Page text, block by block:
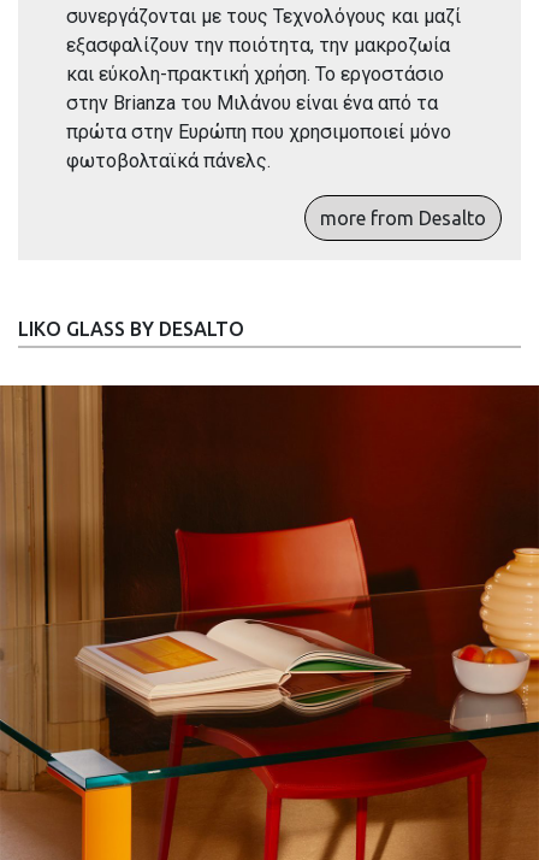
συνεργάζονται με τους Τεχνολόγους και μαζί
εξασφαλίζουν την ποιότητα, την μακροζωία
και εύκολη-πρακτική χρήση. Το εργοστάσιο
στην Brianza του Μιλάνου είναι ένα από τα
πρώτα στην Ευρώπη που χρησιμοποιεί μόνο
φωτοβολταϊκά πάνελς.
more from Desalto
LIKO GLASS BY DESALTO